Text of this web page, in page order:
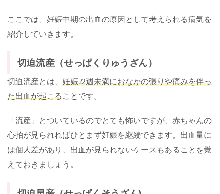
ここでは、妊娠中期の出血の原因として考えられる病気を
紹介していきます。
切迫流産（せっぱくりゅうざん）
切迫流産とは、 妊娠22週未満におなかの張りや痛みを伴っ
た出血が起こることです。
「流産」とついているのでとても怖いですが、赤ちゃんの
心拍が見られればひとまず妊娠を継続できます。出血量に
は個人差があり、出血が見られないケースもあることを覚
えておきましょう。